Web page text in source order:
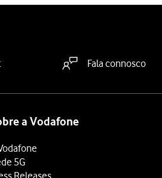
partir da base do ecrã.Fala connosco
a Vodafone
5G
Releases